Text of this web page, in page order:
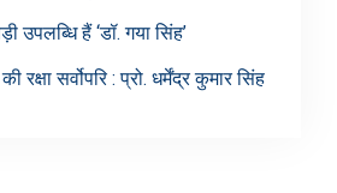
उपलब्धि हैं ‘डॉ. गया सिंह’
रक्षा सर्वोपरि : प्रो. धर्मेंद्र कुमार सिंह